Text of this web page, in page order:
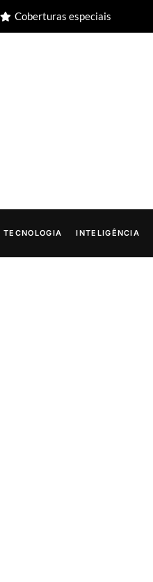
Coberturas especiais
TECNOLOGIA INTELIGÊNCIA